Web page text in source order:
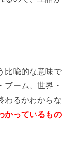
比喩的な意味で
ブーム、世界・
わるかわからな
かっているもの